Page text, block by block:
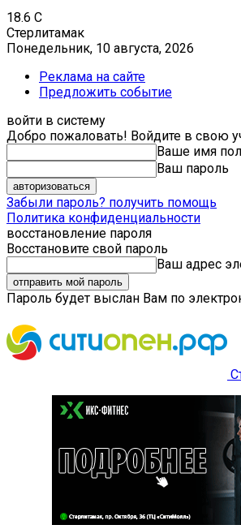
18.6 C
Стерлитамак
Понедельник, 10 августа, 2026
Реклама на сайте
Предложить событие
войти в систему
Добро пожаловать! Войдите в свою
Ваше имя
Ваш пароль
Забыли пароль? получить помощь
Политика конфиденциальности
восстановление пароля
Восстановите свой пароль
Ваш адрес
Пароль будет выслан Вам по